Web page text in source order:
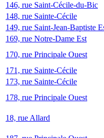
146, rue Saint-Cécile-du-Bic
148, rue Sainte-Cécile
149, rue Saint-Jean-Baptiste
169, rue Notre-Dame Est
170, rue Principale Ouest
171, rue Sainte-Cécile
173, rue Sainte-Cécile
178, rue Principale Ouest
18, rue Allard